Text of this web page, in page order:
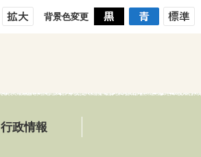
背景色変更
行政情報